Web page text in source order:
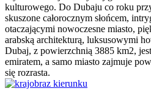
kulturowego. Do Dubaju co roku
skuszone całorocznym słońcem,
otaczającymi nowoczesne miasto,
arabską architekturą, luksusowymi
Dubaj, z powierzchnią 3885 km2,
emiratem, a samo miasto zajmuje
się rozrasta.